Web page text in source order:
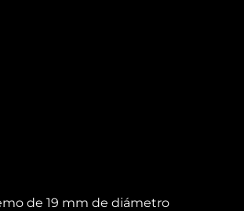
de 19 mm de diámetro